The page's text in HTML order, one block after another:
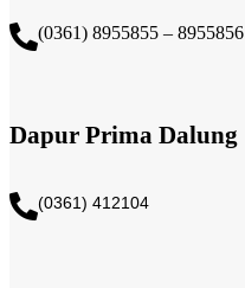
(0361) 8955855 – 8955856​
Dapur Prima Dalung
(0361) 412104